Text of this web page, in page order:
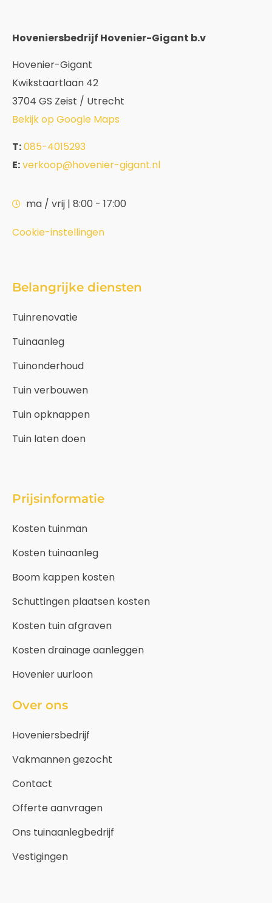
Hoveniersbedrijf Hovenier-Gigant b.v
Hovenier-Gigant
Kwikstaartlaan 42
3704 GS Zeist / Utrecht
Bekijk op Google Maps
T:085-4015293
E:verkoop@hovenier-gigant.nl
ma / vrij | 8:00 - 17:00
Cookie-instellingen
Belangrijke diensten
Tuinrenovatie
Tuinaanleg
Tuinonderhoud
Tuin verbouwen
Tuin opknappen
Tuin laten doen
Prijsinformatie
Kosten tuinman
Kosten tuinaanleg
Boom kappen kosten
Schuttingen plaatsen kosten
Kosten tuin afgraven
Kosten drainage aanleggen
Hovenier uurloon
Over ons
Hoveniersbedrijf
Vakmannen gezocht
Contact
Offerte aanvragen
Ons tuinaanlegbedrijf
Vestigingen